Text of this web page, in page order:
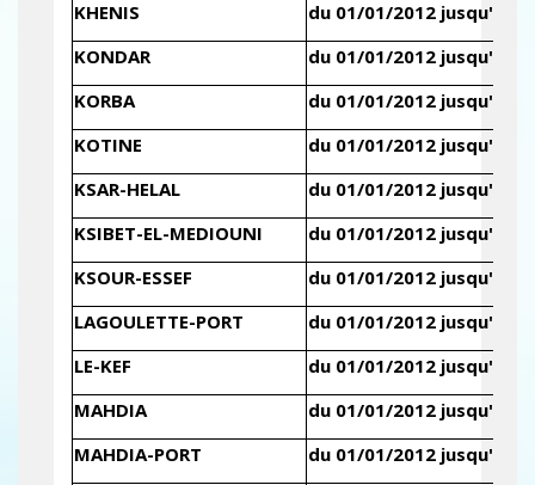
KHENIS
du 01/01/2012 jusqu'au
KONDAR
du 01/01/2012 jusqu'au
KORBA
du 01/01/2012 jusqu'au
KOTINE
du 01/01/2012 jusqu'au
KSAR-HELAL
du 01/01/2012 jusqu'au
KSIBET-EL-MEDIOUNI
du 01/01/2012 jusqu'au
KSOUR-ESSEF
du 01/01/2012 jusqu'au
LAGOULETTE-PORT
du 01/01/2012 jusqu'au
LE-KEF
du 01/01/2012 jusqu'au
MAHDIA
du 01/01/2012 jusqu'au
MAHDIA-PORT
du 01/01/2012 jusqu'au